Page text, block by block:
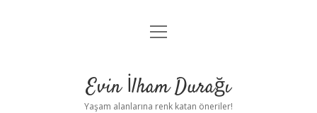
Anasayfa
Yasal Uyarı
menüyü
Evin İlham Durağı
Yaşam alanlarına renk katan öneriler!